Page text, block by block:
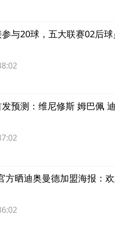
与20球，五大联赛02后
预测：维尼修斯 姆巴佩
方晒迪奥曼德加盟海报：